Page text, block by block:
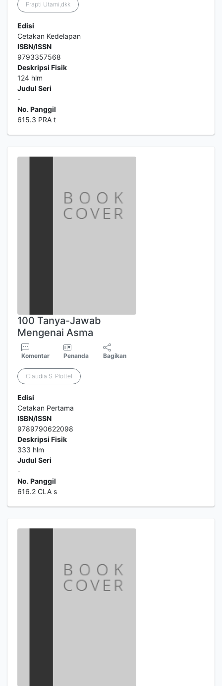
Prapti Utami,dkk
Edisi
Cetakan Kedelapan
ISBN/ISSN
9793357568
Deskripsi Fisik
124 hlm
Judul Seri
-
No. Panggil
615.3 PRA t
100 Tanya-Jawab
Mengenai Asma
Komentar Penanda Bagikan
Claudia S. Plottel
Edisi
Cetakan Pertama
ISBN/ISSN
9789790622098
Deskripsi Fisik
333 hlm
Judul Seri
-
No. Panggil
616.2 CLA s